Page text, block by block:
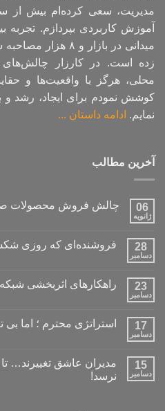
مدیریت، سعی کرده‌ام بیش از
میدانی در بازار و
زده است. در کارزار
محلی، هرگز با واقعیت‌ها و
کوشش نمودم برای ایجاد، رشد و
نمایم. ادامه داستان ...
آخرین مطالب
06
ژانویه
چالش فروش محصولات
28
دسامبر
فروشنده‌ای که روزی
23
دسامبر
راهکارهای اثربخشی
17
دسامبر
استراتژی محترم ؛ اما بی
15
دسامبر
مدیران عاشق تغییرند…
نرسد!